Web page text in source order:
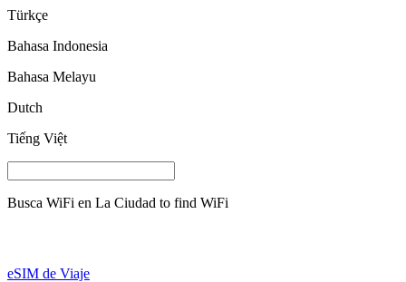
Türkçe
Bahasa Indonesia
Bahasa Melayu
Dutch
Tiếng Việt
Busca WiFi en La Ciudad to find WiFi
eSIM de Viaje